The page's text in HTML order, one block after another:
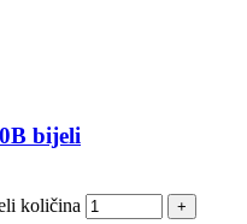
bijeli
količina